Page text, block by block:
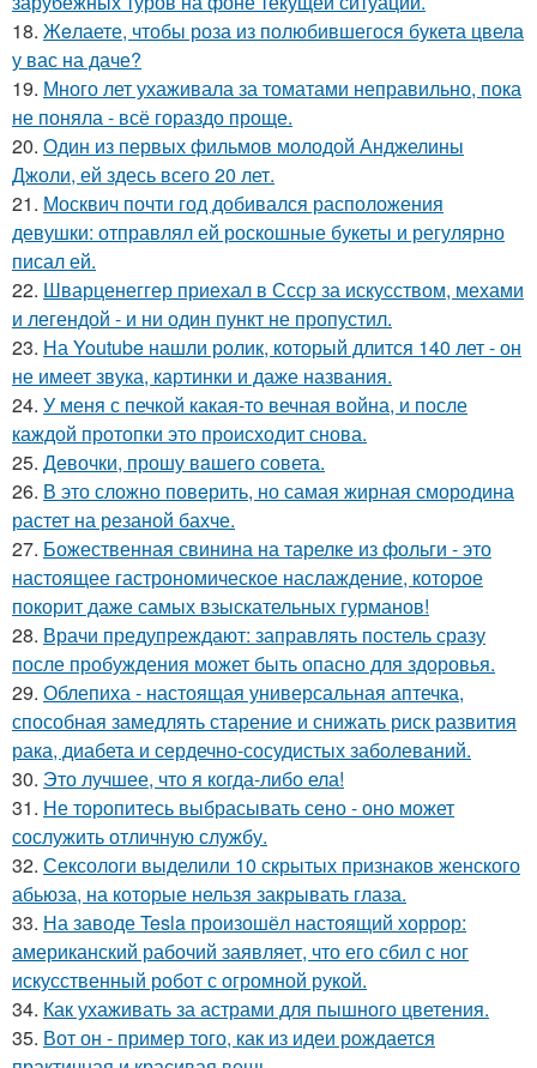
18. Жeлаете, чтобы роза из полюбившегося букета цвела
у вас на даче?
19. Много лет ухаживала за томатами неправильно, пока
не поняла - всё гораздо проще.
20. Один из первых фильмов молодой Анджелины
Джоли, ей здесь всего 20 лет.
21. Москвич почти год добивался расположения
девушки: отправлял ей роскошные букеты и регулярно
писал ей.
22. Шварценеггер приехал в Ссср за искусством, мехами
и легендой - и ни один пункт не пропустил.
23. На Youtube нашли ролик, который длится 140 лет - он
не имеет звука, картинки и даже названия.
24. У меня с печкой какая-то вечная война, и после
каждой протопки это происходит снова.
25. Дeвочки, прошу вaшего совета.
26. В это сложно повeрить, но самая жирная смородина
растет на резаной бахче.
27. Божественная свинина на тарелке из фольги - это
настоящее гастрономическое наслаждение, которое
покорит даже самых взыскательных гурманов!
28. Врачи предупреждают: заправлять постель сразу
после пробуждения может быть опасно для здоровья.
29. Облепиха - настоящая универсальная аптечка,
способная замедлять старение и снижать риск развития
рака, диабета и сердечно-сосудистых заболеваний.
30. Это лучшее, что я когда-либо ела!
31. Не торопитесь выбрасывать сено - оно может
сослужить отличную службу.
32. Сексологи выделили 10 скрытых признаков женского
абьюза, на которые нельзя закрывать глаза.
33. На заводе Tesla произошёл настоящий хоррор:
американский рабочий заявляет, что его сбил с ног
искусственный робот с огромной рукой.
34. Как ухаживать за астрами для пышного цветения.
35. Вот он - пример того, как из идеи рождается